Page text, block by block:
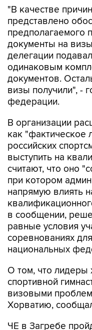
"В качестве
представлено
предполагаемого
документы на
делегации
одинаковым
документов.
визы получили", -
федерации.
В организации
как "фактическое
российских
выступить на
считают, что оно
при котором
напрямую влиять
в сообщении,
равные условия
соревнованиях
национальных
О том, что лидеры
спортивной
визовыми
Хорватию,
ЧЕ в Загребе